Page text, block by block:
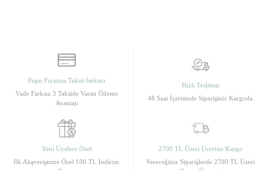
Peşin Fiyatına Taksit İmkanı
Vade Farksız 3 Takside Varan Ödeme
Avantajı
Hızlı Teslimat
48 Saat İçerisinde Siparişiniz Kargoda
Yeni Üyelere Özel
İlk Alışverişinize Özel 100 TL İndirim
2700 TL Üzeri Ücretsiz Kargo
Vereceğiniz Siparişlerde 2700 TL Üzeri